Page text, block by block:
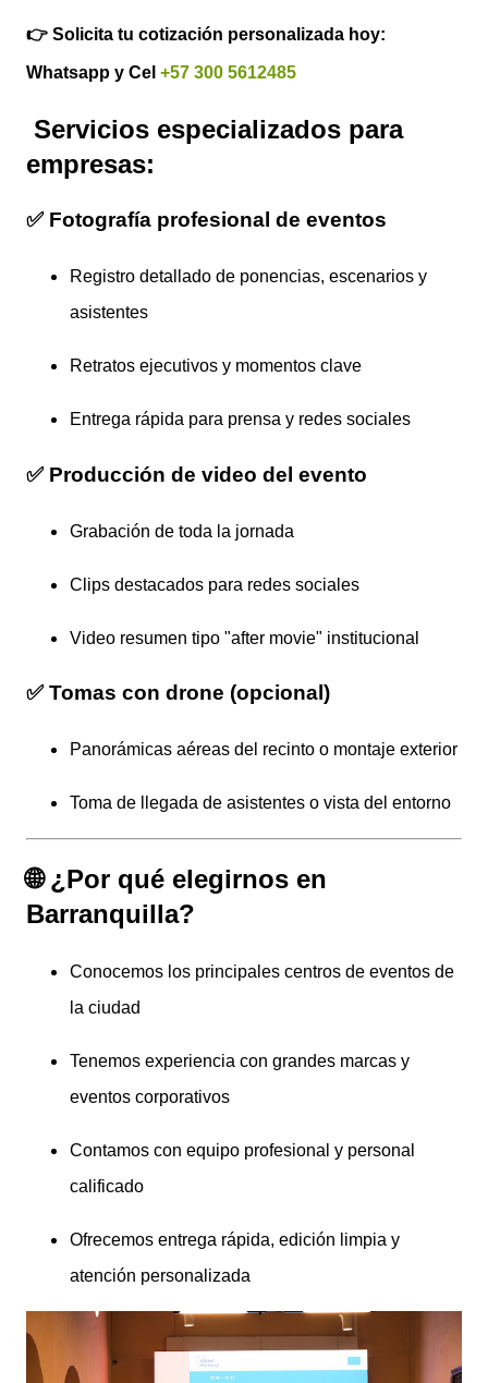
👉 Solicita tu cotización personalizada hoy:
Whatsapp y Cel +57 300 5612485
Servicios especializados para
empresas:
✅ Fotografía profesional de eventos
Registro detallado de ponencias, escenarios y
asistentes
Retratos ejecutivos y momentos clave
Entrega rápida para prensa y redes sociales
✅ Producción de video del evento
Grabación de toda la jornada
Clips destacados para redes sociales
Video resumen tipo "after movie" institucional
✅ Tomas con drone (opcional)
Panorámicas aéreas del recinto o montaje exterior
Toma de llegada de asistentes o vista del entorno
🌐 ¿Por qué elegirnos en
Barranquilla?
Conocemos los principales centros de eventos de
la ciudad
Tenemos experiencia con grandes marcas y
eventos corporativos
Contamos con equipo profesional y personal
calificado
Ofrecemos entrega rápida, edición limpia y
atención personalizada